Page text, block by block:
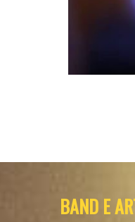
BAND E